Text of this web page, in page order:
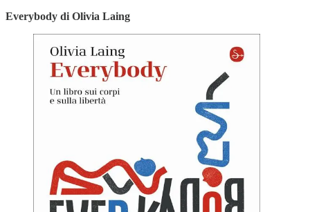
Everybody di Olivia Laing